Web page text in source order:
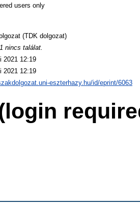
users only
(TDK dolgozat)
nincs találat.
2021 12:19
2021 12:19
eszterhazy.hu/id/eprint/6063